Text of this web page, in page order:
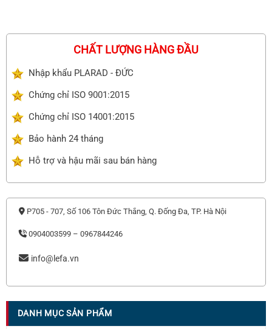
CHẤT LƯỢNG HÀNG ĐẦU
Nhập khẩu PLARAD - ĐỨC
Chứng chỉ ISO 9001:2015
Chứng chỉ ISO 14001:2015
Bảo hành 24 tháng
Hỗ trợ và hậu mãi sau bán hàng
P705 - 707, Số 106 Tôn Đức Thắng, Q. Đống Đa, TP. Hà Nội
0904003599 – 0967844246
info@lefa.vn
DANH MỤC SẢN PHẨM